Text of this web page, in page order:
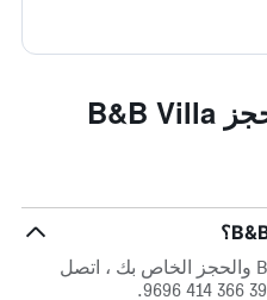
الأسئلة الشائعة عند حجز B&B Villa
لأي أسئلة حول B&B Villa Raineri والحجز الخاص بك ، اتصل